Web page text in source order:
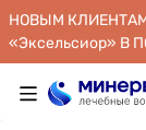
НОВЫМ КЛИЕНТАМ:
«Эксельсиор» В